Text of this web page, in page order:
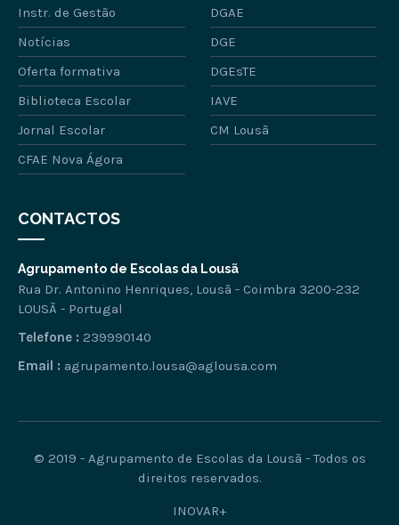
Instr. de Gestão
DGAE
Notícias
DGE
Oferta formativa
DGEsTE
Biblioteca Escolar
IAVE
Jornal Escolar
CM Lousã
CFAE Nova Ágora
CONTACTOS
Agrupamento de Escolas da Lousã
Rua Dr. Antonino Henriques, Lousã - Coimbra 3200-232
LOUSÃ - Portugal
Telefone : 239990140
Email : agrupamento.lousa@aglousa.com
© 2019 - Agrupamento de Escolas da Lousã - Todos os
direitos reservados.
INOVAR+